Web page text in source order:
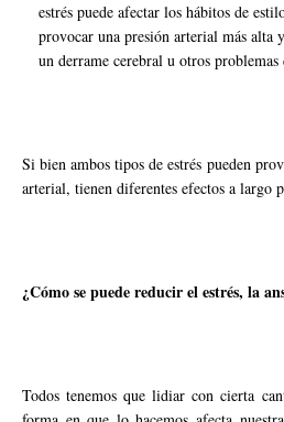
estrés puede afectar los hábitos de
provocar una presión arterial más alta
un derrame cerebral u otros problemas
Si bien ambos tipos de estrés pueden
arterial, tienen diferentes efectos a largo
¿Cómo se puede reducir el estrés, la
Todos tenemos que lidiar con cierta